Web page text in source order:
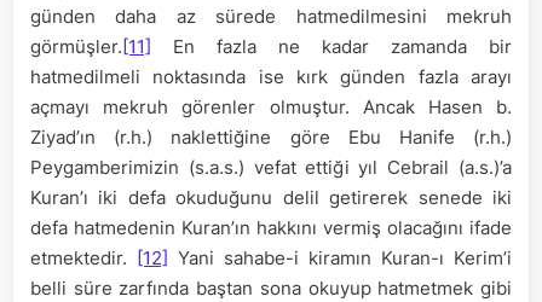
günden daha az sürede hatmedilmesini mekruh
görmüşler. [11]
En fazla ne kadar zamanda bir
hatmedilmeli noktasında ise kırk günden fazla arayı
açmayı mekruh görenler olmuştur. Ancak Hasen b.
Ziyad’ın (r.h.) naklettiğine göre Ebu Hanife (r.h.)
Peygamberimizin (s.a.s.) vefat ettiği yıl Cebrail (a.s.)’a
Kuran’ı iki defa okuduğunu delil getirerek senede iki
defa hatmedenin Kuran’ın hakkını vermiş olacağını ifade
etmektedir.
[12] Yani sahabe-i kiramın Kuran-ı Kerim’i
belli süre zarfında baştan sona okuyup hatmetmek gibi